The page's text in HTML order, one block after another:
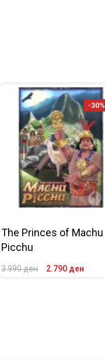
-30%
The Princes of Machu
Picchu
3.990ден 2.790 ден